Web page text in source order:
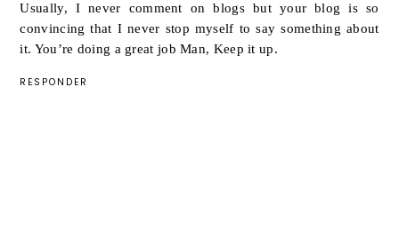
Usually, I never comment on blogs but your blog is so
convincing that I never stop myself to say something about
it. You’re doing a great job Man, Keep it up.
RESPONDER